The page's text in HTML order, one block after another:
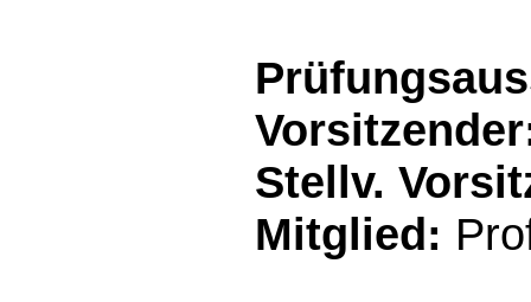
Stellv.
Mitglied: